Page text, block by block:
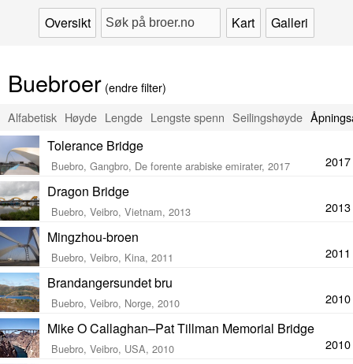
Oversikt Kart Galleri
Buebroer (endre filter)
Alfabetisk Høyde Lengde Lengste spenn Seilingshøyde
Tolerance Bridge
Buebro, Gangbro, De forente arabiske emirater, 2017 2017
Dragon Bridge
Buebro, Veibro, Vietnam, 2013 2013
Mingzhou-broen
Buebro, Veibro, Kina, 2011 2011
Brandangersundet bru
Buebro, Veibro, Norge, 2010 2010
Mike O Callaghan–Pat Tillman Memorial Bridge
Buebro, Veibro, USA, 2010 2010